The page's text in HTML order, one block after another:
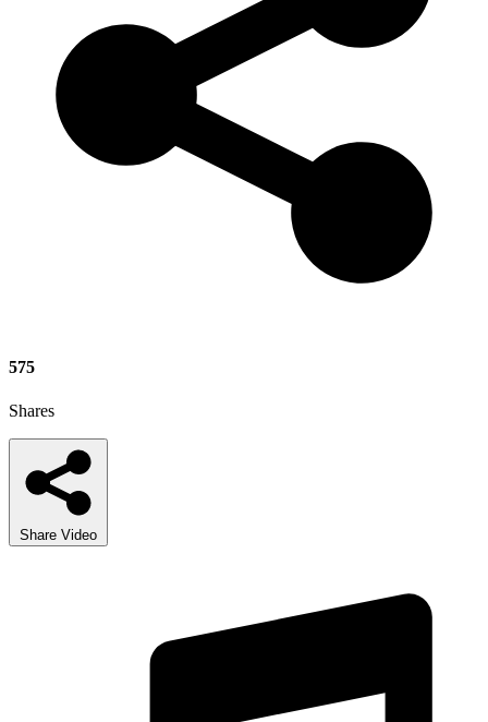
575
Shares
Share Video